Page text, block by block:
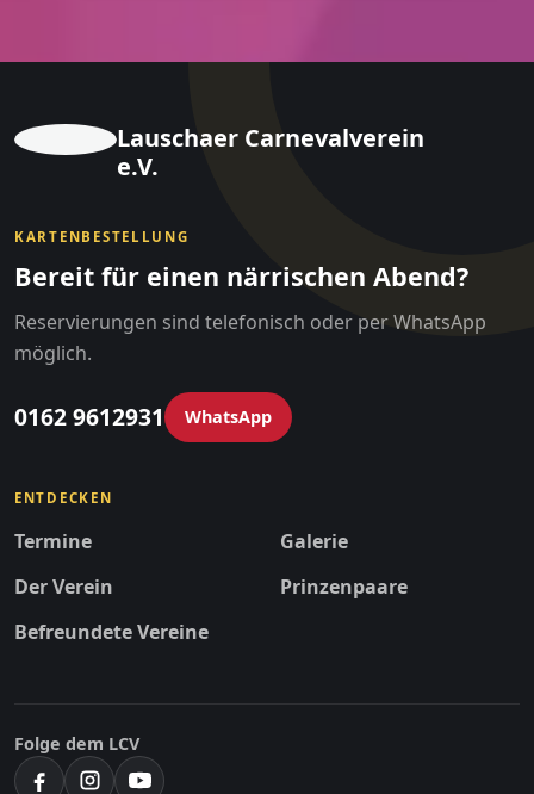
Lauschaer Carnevalverein
e.V.
KARTENBESTELLUNG
Bereit für einen närrischen Abend?
Reservierungen sind telefonisch oder per WhatsApp
möglich.
0162 9612931 WhatsApp
ENTDECKEN
Termine
Galerie
Der Verein
Prinzenpaare
Befreundete Vereine
Folge dem LCV